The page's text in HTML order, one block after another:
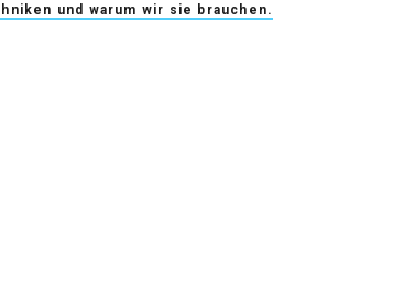
und warum wir sie brauchen.